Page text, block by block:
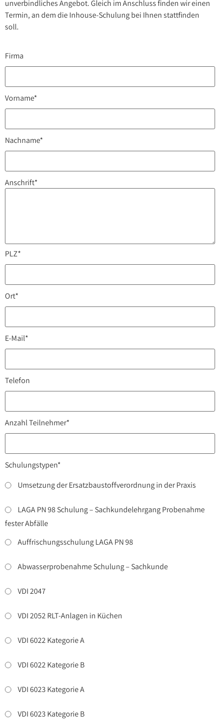
unverbindliches Angebot. Gleich im Anschluss finden wir einen
Termin, an dem die Inhouse-Schulung bei Ihnen stattfinden
soll.
Firma
Vorname*
Nachname*
Anschrift*
PLZ*
Ort*
E-Mail*
Telefon
Anzahl Teilnehmer*
Schulungstypen*
Umsetzung der Ersatzbaustoffverordnung in der Praxis
LAGA PN 98 Schulung – Sachkundelehrgang Probenahme
fester Abfälle
Auffrischungsschulung LAGA PN 98
Abwasserprobenahme Schulung – Sachkunde
VDI 2047
VDI 2052 RLT-Anlagen in Küchen
VDI 6022 Kategorie A
VDI 6022 Kategorie B
VDI 6023 Kategorie A
VDI 6023 Kategorie B